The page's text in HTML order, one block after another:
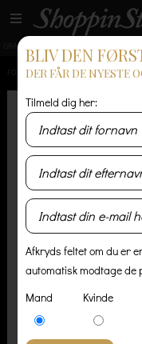
GRATIS LEVERING
FORSIDE / HERRE / JAKKER OG
BLIV DEN
DER FÅR DE NYESTE
Tilmeld dig her:
Afkryds feltet om du er
automatisk modtage
Mand
Kvinde